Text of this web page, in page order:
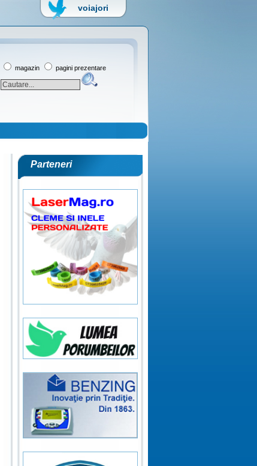
voiajori
magazin pagini prezentare
Parteneri